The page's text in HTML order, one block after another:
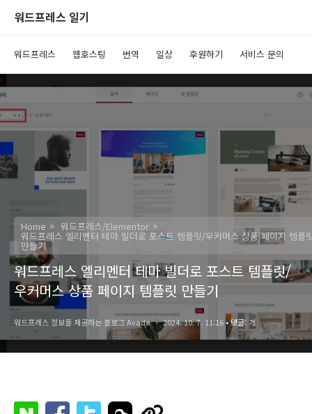
워드프레스 일기
워드프레스 웹호스팅 번역 일상 후원하기 서비스 문의
Home 워드프레스/Elementor
워드프레스 엘리멘터 테마 빌더로 포스트 템플릿/우커머스 상품 페이지 템플
만들기
워드프레스 엘리멘터 테마 빌더로 포스트 템플릿/
우커머스 상품 페이지 템플릿 만들기
워드프레스 정보를 제공하는 블로그 Avada 2024. 10. 7. 11:16 • 댓글: 개